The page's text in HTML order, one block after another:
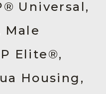
Universal,
Male
Elite®,
Housing,